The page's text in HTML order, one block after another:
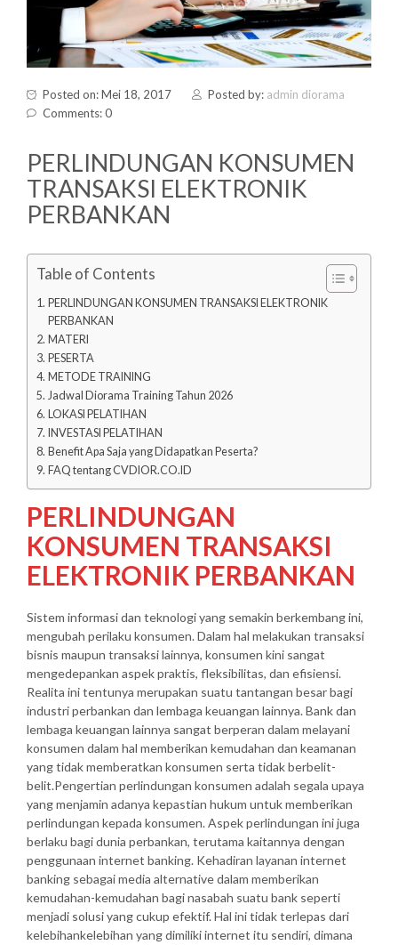
Posted on: Mei 18, 2017 Posted by: admin diorama
Comments: 0
PERLINDUNGAN KONSUMEN
TRANSAKSI ELEKTRONIK
PERBANKAN
Table of Contents
PERLINDUNGAN KONSUMEN TRANSAKSI ELEKTRONIK
PERBANKAN
MATERI
PESERTA
METODE TRAINING
Jadwal Diorama Training Tahun 2026
LOKASI PELATIHAN
INVESTASI PELATIHAN
Benefit Apa Saja yang Didapatkan Peserta?
FAQ tentang CVDIOR.CO.ID
PERLINDUNGAN
KONSUMEN TRANSAKSI
ELEKTRONIK PERBANKAN
Sistem informasi dan teknologi yang semakin berkembang ini,
mengubah perilaku konsumen. Dalam hal melakukan transaksi
bisnis maupun transaksi lainnya, konsumen kini sangat
mengedepankan aspek praktis, fleksibilitas, dan efisiensi.
Realita ini tentunya merupakan suatu tantangan besar bagi
industri perbankan dan lembaga keuangan lainnya. Bank dan
lembaga keuangan lainnya sangat berperan dalam melayani
konsumen dalam hal memberikan kemudahan dan keamanan
yang tidak memberatkan konsumen serta tidak berbelit-
belit.Pengertian perlindungan konsumen adalah segala upaya
yang menjamin adanya kepastian hukum untuk memberikan
perlindungan kepada konsumen. Aspek perlindungan ini juga
berlaku bagi dunia perbankan, terutama kaitannya dengan
penggunaan internet banking. Kehadiran layanan internet
banking sebagai media alternative dalam memberikan
kemudahan-kemudahan bagi nasabah suatu bank seperti
menjadi solusi yang cukup efektif. Hal ini tidak terlepas dari
kelebihankelebihan yang dimiliki internet itu sendiri, dimana